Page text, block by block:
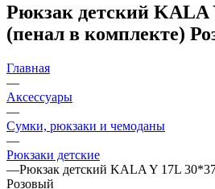
Рюкзак детский KALA
(пенал в комплекте)
Главная
—
Аксессуары
—
Сумки, рюкзаки и чемоданы
—
Рюкзаки детские
—Рюкзак детский KALA Y 17L
Розовый